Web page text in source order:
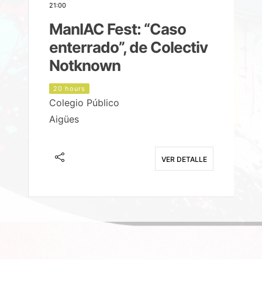
21:00
ManIAC Fest: “Caso
enterrado”, de Colectiv
Notknown
20 hours
Colegio Público
Aigües
VER DETALLE